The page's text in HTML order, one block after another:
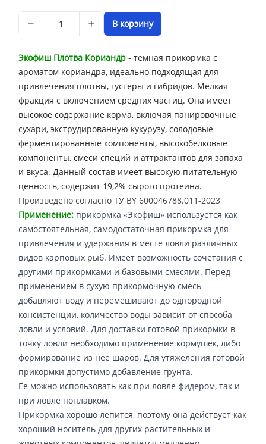
В корзину
Экофиш Плотва Кориандр - темная прикормка с
ароматом кориандра, идеально подходящая для
привлечения плотвы, густеры и гибридов. Мелкая
фракция с включением средних частиц. Она имеет
высокое содержание корма, включая панировочные
сухари, экструдированную кукурузу, солодовые
ферментированные компоненты, высокобелковые
компоненты, смеси специй и аттрактантов для запаха
и вкуса. Данный состав имеет высокую питательную
ценность, содержит 19,2% сырого протеина.
Произведено согласно ТУ BY 600046788.011-2023
Применение: прикормка «Экофиш» используется как
самостоятельная, самодостаточная прикормка для
привлечения и удержания в месте ловли различных
видов карповых рыб. Имеет возможность сочетания с
другими прикормками и базовыми смесями. Перед
применением в сухую прикормочную смесь
добавляют воду и перемешивают до однородной
консистенции, количество воды зависит от способа
ловли и условий. Для доставки готовой прикормки в
точку ловли необходимо применение кормушек, либо
формирование из нее шаров. Для утяжеления готовой
прикормки допустимо добавление грунта.
Ее можно использовать как при ловле фидером, так и
при ловле поплавком.
Прикормка хорошо лепится, поэтому она действует как
хороший носитель для других растительных и